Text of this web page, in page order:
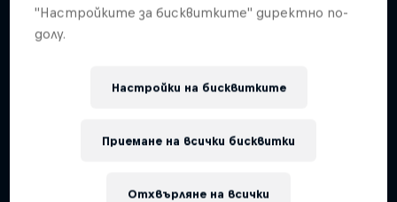
Red Bull Rampage
"Настройките за бисквитките" директно по-
долу.
Настройки на бисквитките
Отхвърляне на всички
Приемане на всички бисквитки